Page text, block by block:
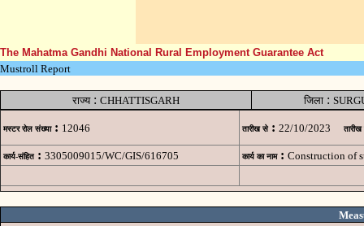
The Mahatma Gandhi National Rural Employment Guarantee Act
Mustroll Report
राज्य: CHHATTISGARH जिला:
मस्टर रोल संख्या : 12046 तारीख से : 22/10/2023 तारीख
कार्य-संहित : 3305009015/WC/GIS/616705 कार्य का नाम : Construction of